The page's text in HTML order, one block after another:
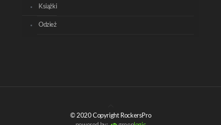
Książki
Odzież
© 2020 Copyright RockersPro